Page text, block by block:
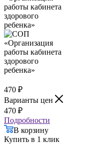
470 ₽
Варианты цен
470 ₽
Подробности
В корзину
Купить в 1 клик